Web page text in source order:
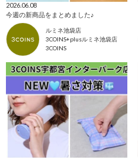
2026.06.08
今週の新商品をまとめました♪
ルミネ池袋店
3COINS+plusルミネ池袋店
3COINS